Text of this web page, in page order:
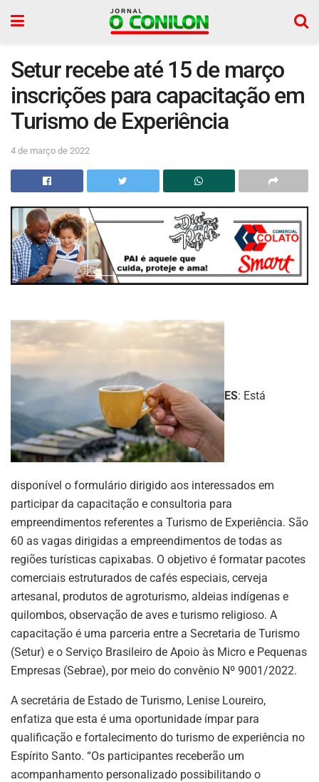
Setur recebe até 15 de março
inscrições para capacitação em
Turismo de Experiência
4 de março de 2022
ES: Está
disponível o formulário dirigido aos interessados em
participar da capacitação e consultoria para
empreendimentos referentes a Turismo de Experiência. São
60 as vagas dirigidas a empreendimentos de todas as
regiões turísticas capixabas. O objetivo é formatar pacotes
comerciais estruturados de cafés especiais, cerveja
artesanal, produtos de agroturismo, aldeias indígenas e
quilombos, observação de aves e turismo religioso. A
capacitação é uma parceria entre a Secretaria de Turismo
(Setur) e o Serviço Brasileiro de Apoio às Micro e Pequenas
Empresas (Sebrae), por meio do convênio Nº 9001/2022.
A secretária de Estado de Turismo, Lenise Loureiro,
enfatiza que esta é uma oportunidade ímpar para
qualificação e fortalecimento do turismo de experiência no
Espírito Santo. “Os participantes receberão um
acompanhamento personalizado possibilitando o